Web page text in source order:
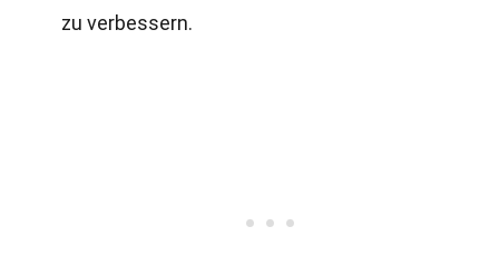
zu verbessern.